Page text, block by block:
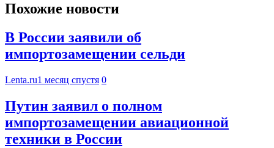
Похожие новости
В России заявили об
импортозамещении сельди
Lenta.ru1 месяц спустя 0
Путин заявил о полном
импортозамещении авиационной
техники в России